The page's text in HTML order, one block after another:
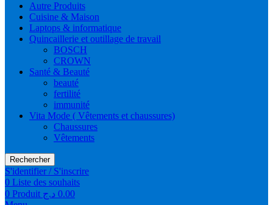
Autre Produits
Cuisine & Maison
Laptops & informatique
Quincaillerie et outillage de travail
BOSCH
CROWN
Santé & Beauté
beauté
fertilité
immunité
Vita Mode ( Vêtements et chaussures)
Chaussures
Vêtements
Rechercher
S'identifier / S'inscrire
0 Liste des souhaits
0 Produit 0.00 د.ج